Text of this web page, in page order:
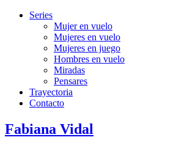
Series
Mujer en vuelo
Mujeres en vuelo
Mujeres en juego
Hombres en vuelo
Miradas
Pensares
Trayectoria
Contacto
Fabiana Vidal